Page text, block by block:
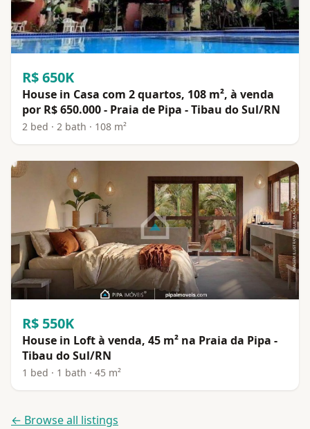
R$ 650K
House in Casa com 2 quartos, 108 m², à venda
por R$ 650.000 - Praia de Pipa - Tibau do Sul/RN
2 bed · 2 bath · 108 m²
R$ 550K
House in Loft à venda, 45 m² na Praia da Pipa -
Tibau do Sul/RN
1 bed · 1 bath · 45 m²
← Browse all listings